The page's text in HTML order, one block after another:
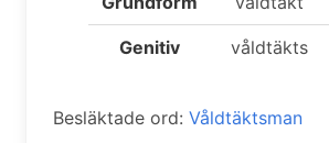
Genitiv våldtäkts
Besläktade ord: Våldtäktsman